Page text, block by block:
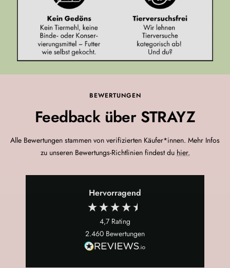
BEWERTUNGEN
Feedback über STRAYZ
Alle Bewertungen stammen von verifizierten Käufer*innen. Mehr Infos
zu unseren Bewertungs-Richtlinien findest du hier.
Hervorragend
4,7 Rating
2.460 Bewertungen